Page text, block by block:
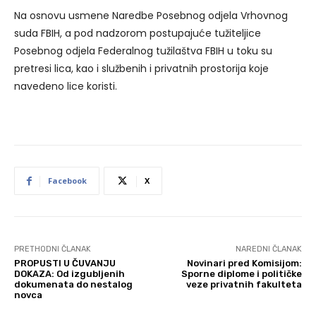
Na osnovu usmene Naredbe Posebnog odjela Vrhovnog
suda FBIH, a pod nadzorom postupajuće tužiteljice
Posebnog odjela Federalnog tužilaštva FBIH u toku su
pretresi lica, kao i službenih i privatnih prostorija koje
navedeno lice koristi.
Facebook X
PRETHODNI ČLANAK
PROPUSTI U ČUVANJU
DOKAZA: Od izgubljenih
dokumenata do nestalog
novca
NAREDNI ČLANAK
Novinari pred Komisijom:
Sporne diplome i političke
veze privatnih fakulteta